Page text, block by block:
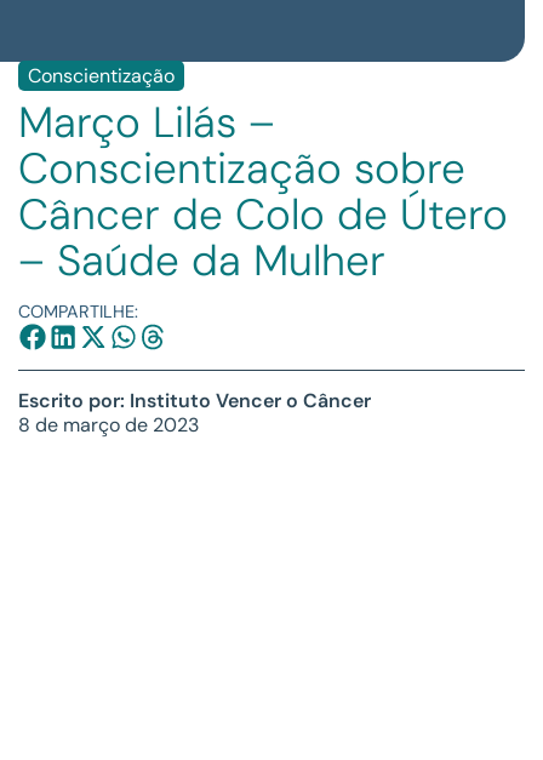
Conscientização
Março Lilás –
Conscientização sobre
Câncer de Colo de Útero
– Saúde da Mulher
COMPARTILHE:
Escrito por: Instituto Vencer o Câncer
8 de março de 2023